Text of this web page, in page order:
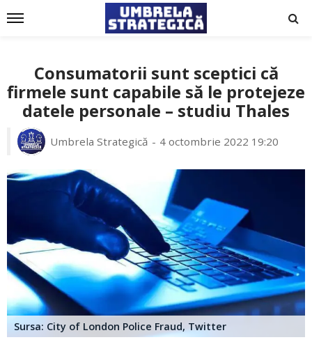
Consumatorii sunt sceptici că
firmele sunt capabile să le protejeze
datele personale – studiu Thales
Umbrela Strategică 4 octombrie 2022 19:20
Sursa: City of London Police Fraud, Twitter